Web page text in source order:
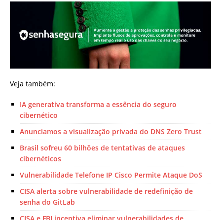
Veja também:
IA generativa transforma a essência do seguro
cibernético
Anunciamos a visualização privada do DNS Zero Trust
Brasil sofreu 60 bilhões de tentativas de ataques
cibernéticos
Vulnerabilidade Telefone IP Cisco Permite Ataque DoS
CISA alerta sobre vulnerabilidade de redefinição de
senha do GitLab